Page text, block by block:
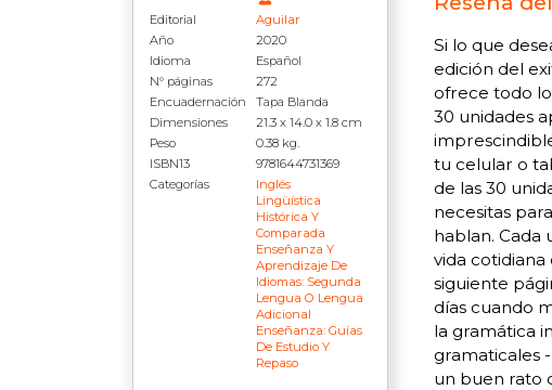
Editorial
Aguilar
Año
2020
Idioma
Español
N° páginas
272
Encuadernación
Tapa Blanda
Dimensiones
21.3 x 14.0 x 1.8 cm
Peso
0.38 kg.
ISBN13
9781644731369
Categorías
Inglés
Lingüística
Histórica Y
Comparada
Enseñanza Y
Aprendizaje De
Idiomas: Segunda
Lengua O Lengua
Adicional
Enseñanza: Guías
De Estudio Y
Repaso
Si lo que
edición del
ofrece todo
30 unidades
tu celular o
de las 30
necesitas
hablan. Cada
vida
siguiente
días cuando
la gramática
gramaticales
un buen rato